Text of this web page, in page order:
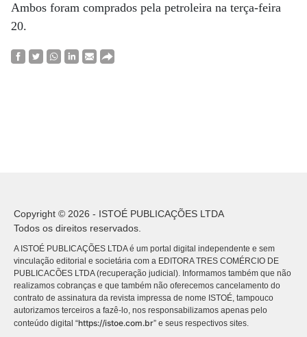
Ambos foram comprados pela petroleira na terça-feira
20.
Copyright © 2026 - ISTOÉ PUBLICAÇÕES LTDA
Todos os direitos reservados.
A ISTOÉ PUBLICAÇÕES LTDA é um portal digital independente e sem
vinculação editorial e societária com a EDITORA TRES COMÉRCIO DE
PUBLICACÕES LTDA (recuperação judicial). Informamos também que não
realizamos cobranças e que também não oferecemos cancelamento do
contrato de assinatura da revista impressa de nome ISTOÉ, tampouco
autorizamos terceiros a fazê-lo, nos responsabilizamos apenas pelo
conteúdo digital “https://istoe.com.br” e seus respectivos sites.